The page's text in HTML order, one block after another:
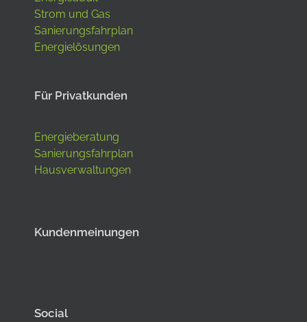
Strom und Gas
Sanierungsfahrplan
Energielösungen
Für Privatkunden
Energieberatung
Sanierungsfahrplan
Hausverwaltungen
Kundenmeinungen
Social